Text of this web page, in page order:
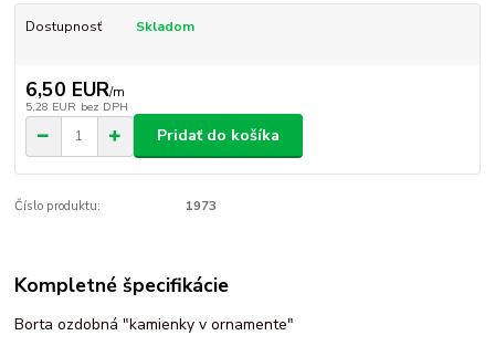
Dostupnosť Skladom
6,50 EUR/m
5,28 EUR bez DPH
Pridať do košíka
Číslo produktu: 1973
Kompletné špecifikácie
Borta ozdobná "kamienky v ornamente"